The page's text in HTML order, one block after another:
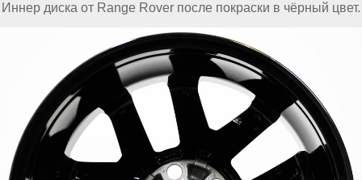
Иннер диска от Range Rover после покраски в чёрный цвет.